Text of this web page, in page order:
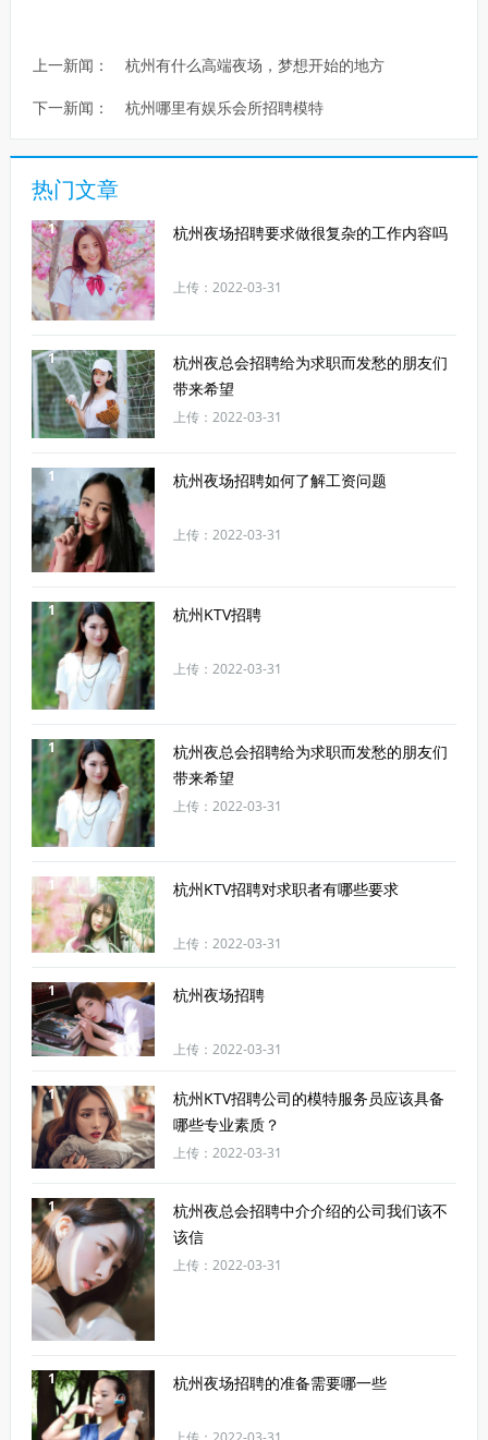
上一新闻： 杭州有什么高端夜场，梦想开始的地方
下一新闻： 杭州哪里有娱乐会所招聘模特
热门文章
1 杭州夜场招聘要求做很复杂的工作内容吗
上传：2022-03-31
1
杭州夜总会招聘给为求职而发愁的朋友们
带来希望
上传：2022-03-31
1 杭州夜场招聘如何了解工资问题
上传：2022-03-31
1 杭州KTV招聘
上传：2022-03-31
1
杭州夜总会招聘给为求职而发愁的朋友们
带来希望
上传：2022-03-31
1 杭州KTV招聘对求职者有哪些要求
上传：2022-03-31
1 杭州夜场招聘
上传：2022-03-31
1
杭州KTV招聘公司的模特服务员应该具备
哪些专业素质？
上传：2022-03-31
1
杭州夜总会招聘中介介绍的公司我们该不
该信
上传：2022-03-31
1 杭州夜场招聘的准备需要哪一些